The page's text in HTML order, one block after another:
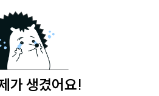
가 생겼어요!